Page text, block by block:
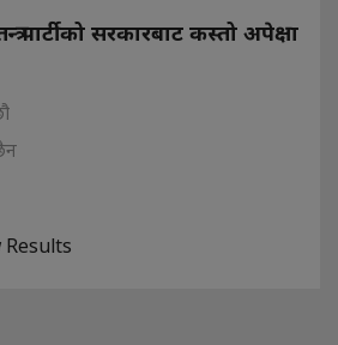
पार्टीको सरकारबाट कस्तो अपेक्षा
Results